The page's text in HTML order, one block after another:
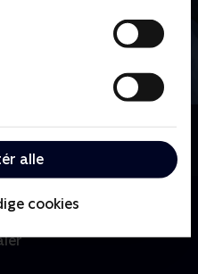
alle
cookies
i Milano Cortina.